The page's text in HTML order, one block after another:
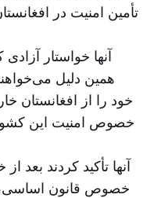
تأمین امنیت در
آنها خواستار
همین دلیل
خود را از افغانستان
خصوص امنیت این کشور
آنها تأکید کردند بعد
خصوص قانون